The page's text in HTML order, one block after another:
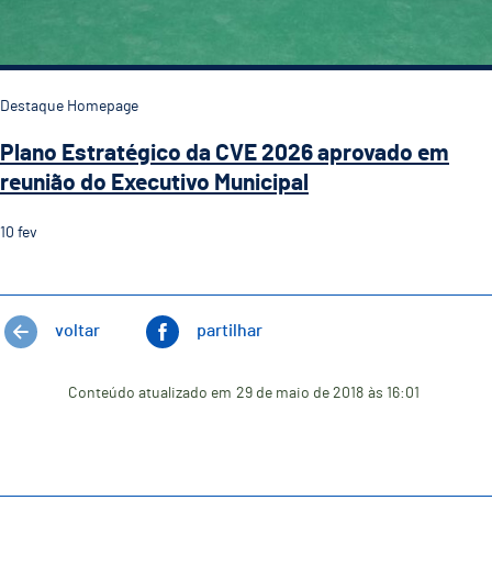
Destaque Homepage
Plano Estratégico da CVE 2026 aprovado em
reunião do Executivo Municipal
10 fev
voltar partilhar
Conteúdo atualizado em 29 de maio de 2018 às 16:01